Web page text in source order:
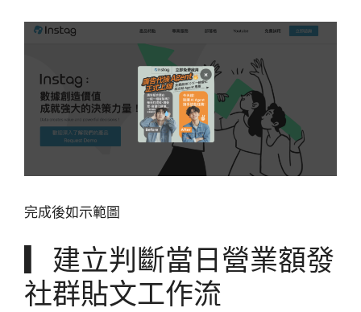
完成後如示範圖
▎建立判斷當日營業額發
社群貼文工作流